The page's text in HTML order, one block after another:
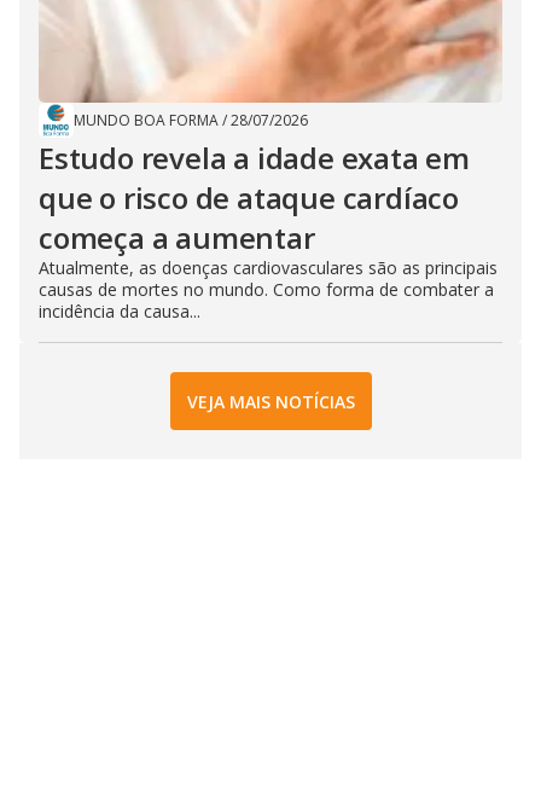
MUNDO BOA FORMA/28/07/2026
Estudo revela a idade exata em
que o risco de ataque cardíaco
começa a aumentar
Atualmente, as doenças cardiovasculares são as principais
causas de mortes no mundo. Como forma de combater a
incidência da causa...
VEJA MAIS NOTÍCIAS